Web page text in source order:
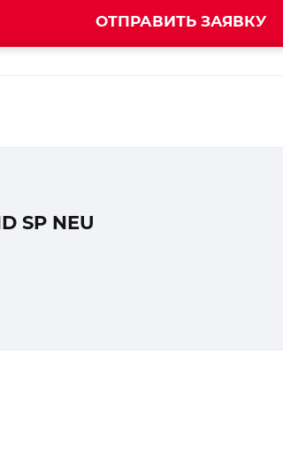
ОТПРАВИТЬ ЗАЯВКУ
SP NEU